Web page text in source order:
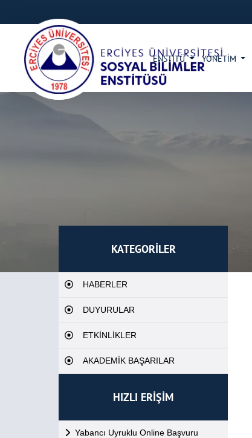
ENSTİTÜ YÖNETİM
KATEGORİLER
HABERLER
DUYURULAR
ETKİNLİKLER
AKADEMİK BAŞARILAR
HIZLI ERİŞİM
Yabancı Uyruklu Online Başvuru